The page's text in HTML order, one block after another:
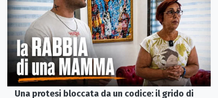
Una protesi bloccata da un codice: il grido di